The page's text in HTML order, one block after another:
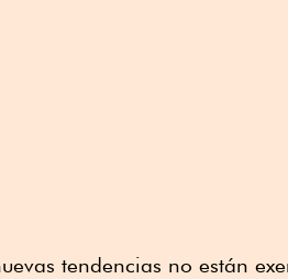
tendencias no están